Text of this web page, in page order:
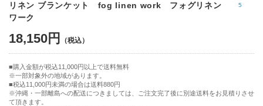
5
リネン ブランケット fog linen work フォグリネン
ワーク
18,150円
購入金額が税込11,000円以上で送料無料
※一部対象外の地域があります。
税込11,000円未満の場合は送料880円
※沖縄・一部離島への配送につきましては、ご注文完了後に別途送料をお見積りさせ
て頂きます。